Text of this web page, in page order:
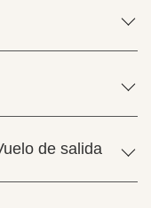
de salida